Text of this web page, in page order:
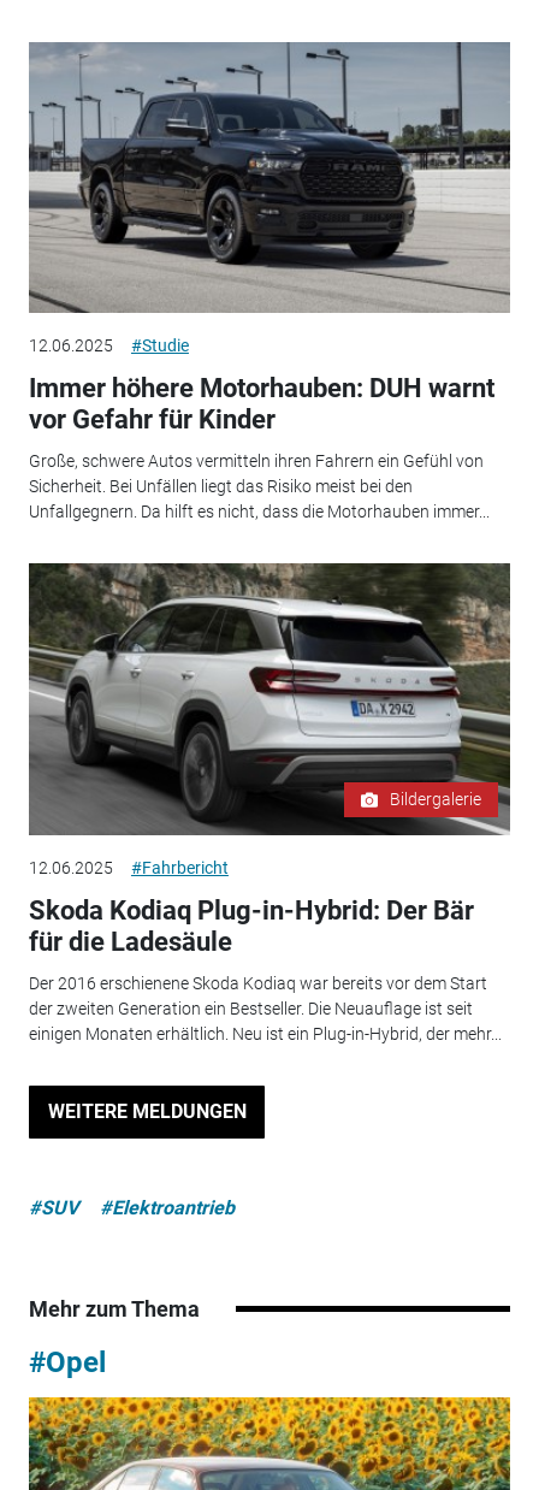
12.06.2025 #Studie
Immer höhere Motorhauben: DUH warnt
vor Gefahr für Kinder
Große, schwere Autos vermitteln ihren Fahrern ein Gefühl von
Sicherheit. Bei Unfällen liegt das Risiko meist bei den
Unfallgegnern. Da hilft es nicht, dass die Motorhauben immer...
Bildergalerie
12.06.2025 #Fahrbericht
Skoda Kodiaq Plug-in-Hybrid: Der Bär
für die Ladesäule
Der 2016 erschienene Skoda Kodiaq war bereits vor dem Start
der zweiten Generation ein Bestseller. Die Neuauflage ist seit
einigen Monaten erhältlich. Neu ist ein Plug-in-Hybrid, der mehr...
WEITERE MELDUNGEN
#SUV #Elektroantrieb
Mehr zum Thema
#Opel